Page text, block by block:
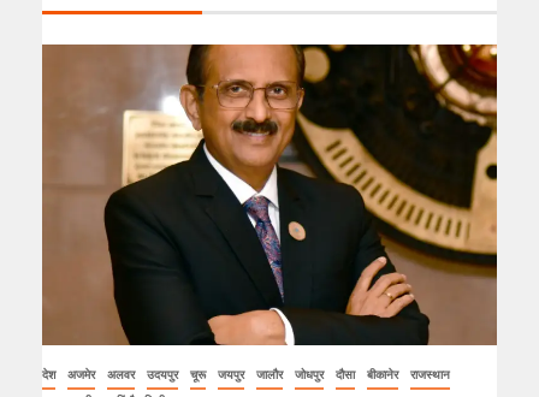
देश अजमेर अलवर उदयपुर चूरू जयपुर जालौर जोधपुर दौसा बीकानेर
राजस्थान